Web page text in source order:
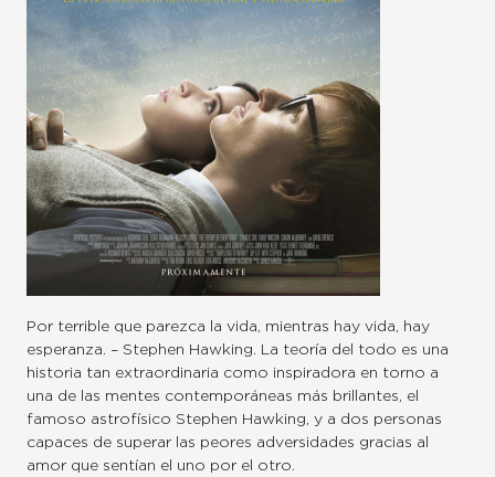
Por terrible que parezca la vida, mientras hay vida, hay
esperanza. – Stephen Hawking. La teoría del todo es una
historia tan extraordinaria como inspiradora en torno a
una de las mentes contemporáneas más brillantes, el
famoso astrofísico Stephen Hawking, y a dos personas
capaces de superar las peores adversidades gracias al
amor que sentían el uno por el otro.